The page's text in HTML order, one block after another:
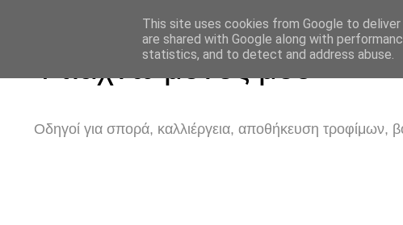
Φτιάχνω μόνος μου
Οδηγοί για σπορά, καλλιέργεια, αποθήκευση τροφίμων,
This site uses cookies from Google to
are shared with Google along with
statistics, and to detect and address abuse.